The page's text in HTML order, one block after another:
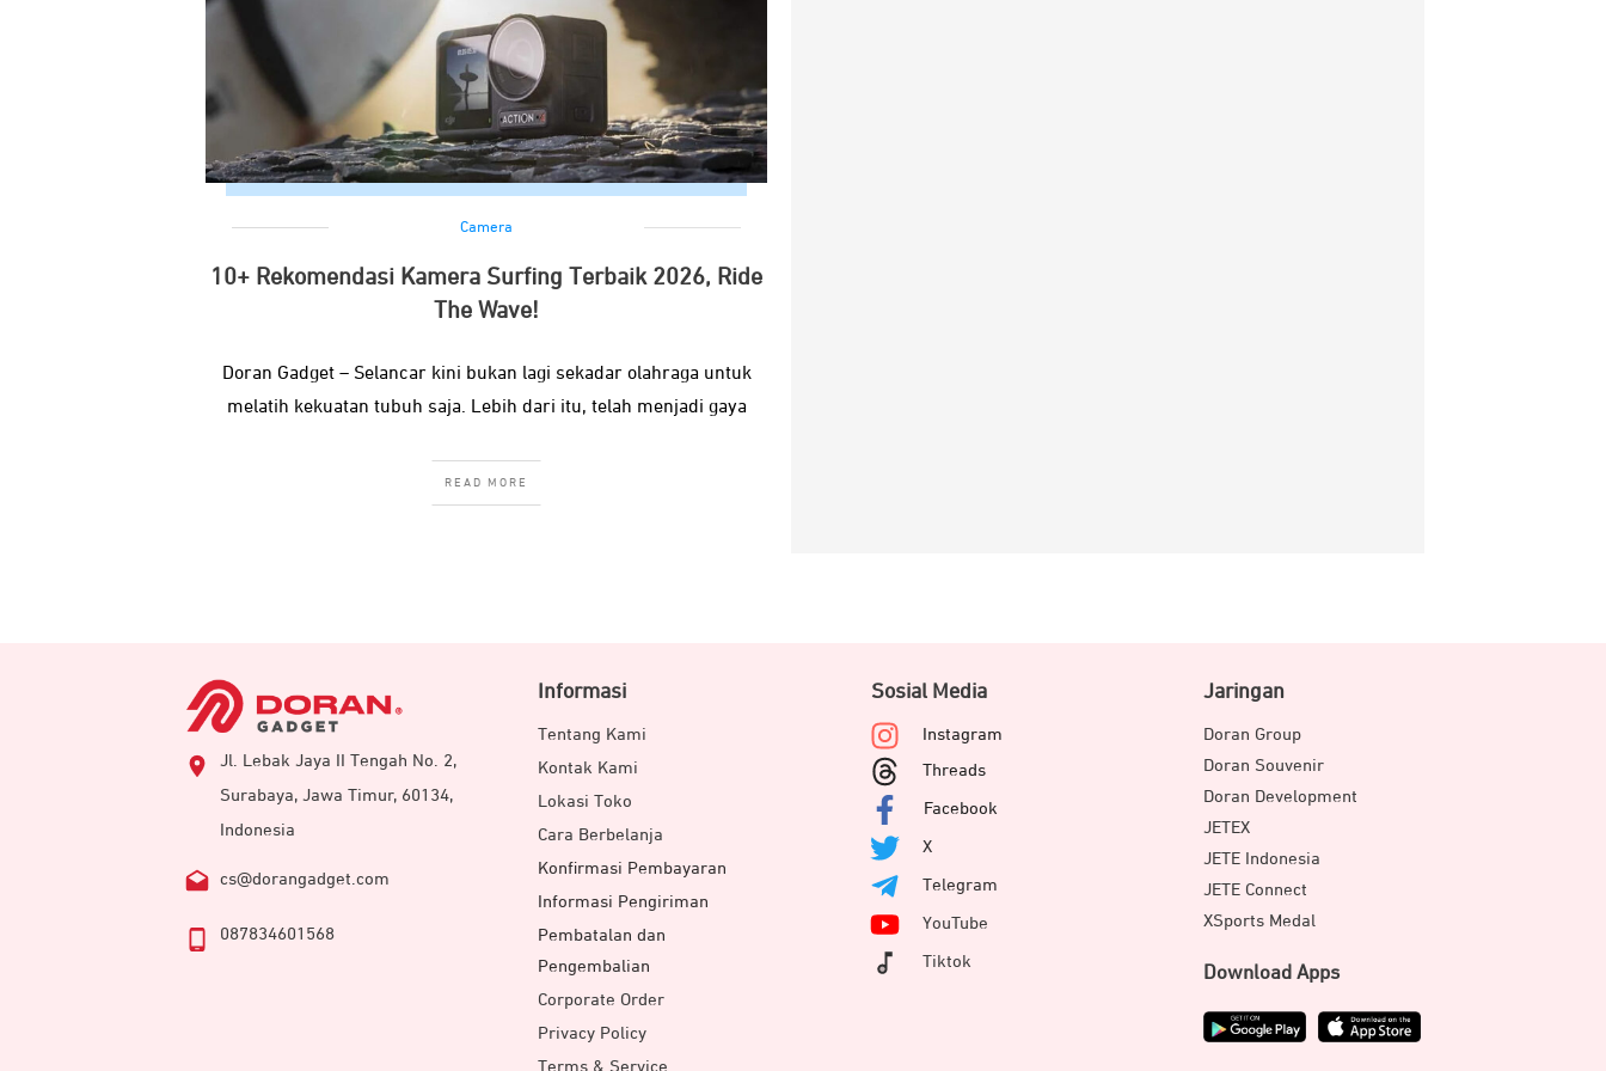
Camera
10+ Rekomendasi Kamera Surfing Terbaik 2026, Ride
The Wave!
Doran Gadget – Selancar kini bukan lagi sekadar olahraga untuk
melatih kekuatan tubuh saja. Lebih dari itu, telah menjadi gaya
READ MORE
Jl. Lebak Jaya II Tengah No. 2,
Surabaya, Jawa Timur, 60134,
Indonesia
cs@dorangadget.com
087834601568
Informasi
Tentang Kami
Kontak Kami
Lokasi Toko
Cara Berbelanja
Konfirmasi Pembayaran
Informasi Pengiriman
Pembatalan dan
Pengembalian
Corporate Order
Privacy Policy
Terms & Service
Sosial Media
Instagram
Threads
Facebook
X
Telegram
YouTube
Tiktok
Jaringan
Doran Group
Doran Souvenir
Doran Development
JETEX
JETE Indonesia
JETE Connect
XSports Medal
Download Apps